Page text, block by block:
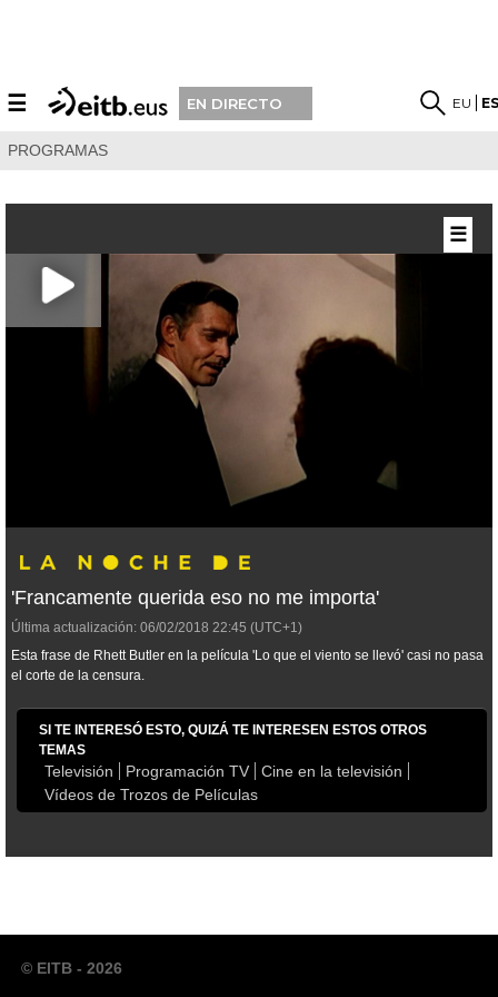
☰ EN DIRECTO EU
PROGRAMAS
'Francamente querida eso no me importa'
Última actualización: 06/02/2018 22:45 (UTC+1)
Esta frase de Rhett Butler en la película 'Lo que el viento se llevó' casi no pasa
el corte de la censura.
SI TE INTERESÓ ESTO, QUIZÁ TE INTERESEN ESTOS OTROS
TEMAS
Televisión Programación TV
Cine en la televisión
Vídeos de Trozos de Películas
☰
© EITB - 2026